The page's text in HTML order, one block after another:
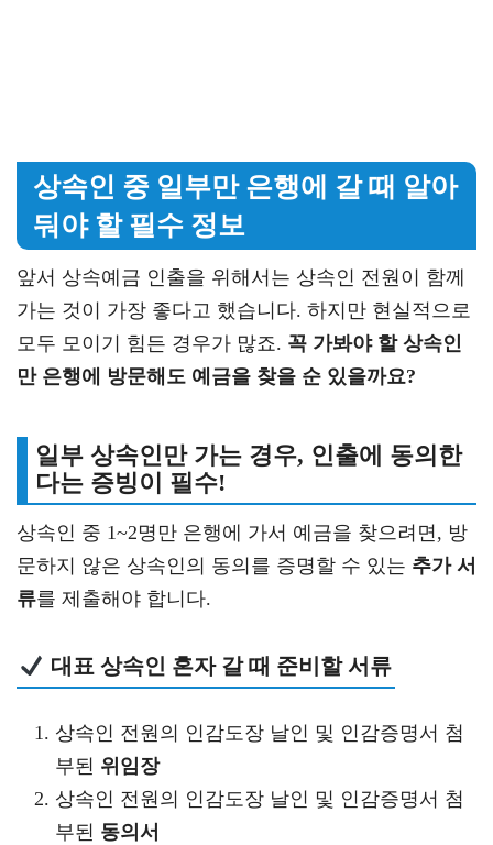
상속인 중 일부만 은행에 갈 때 알아
둬야 할 필수 정보
앞서 상속예금 인출을 위해서는 상속인 전원이 함께
가는 것이 가장 좋다고 했습니다. 하지만 현실적으로
모두 모이기 힘든 경우가 많죠. 꼭 가봐야 할 상속인
만 은행에 방문해도 예금을 찾을 순 있을까요?
일부 상속인만 가는 경우, 인출에 동의한
다는 증빙이 필수!
상속인 중 1~2명만 은행에 가서 예금을 찾으려면, 방
문하지 않은 상속인의 동의를 증명할 수 있는 추가 서
류를 제출해야 합니다.
대표 상속인 혼자 갈 때 준비할 서류
상속인 전원의 인감도장 날인 및 인감증명서 첨
부된 위임장
상속인 전원의 인감도장 날인 및 인감증명서 첨
부된 동의서